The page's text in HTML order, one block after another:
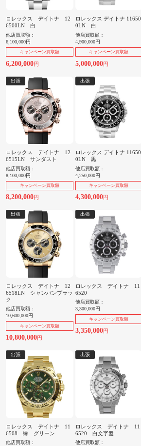
ロレックス デイトナ 12
6500LN 白
他店買取額：
6,100,000円
キャンペーン買取額
6,200,000円
ロレックス デイトナ 11650
0LN 白
他店買取額：
4,900,000円
キャンペーン買取額
5,000,000円
出張
ロレックス デイトナ 12
6515LN サンダスト
他店買取額：
8,100,000円
キャンペーン買取額
8,200,000円
出張
ロレックス デイトナ 11650
0LN 黒
他店買取額：
4,250,000円
キャンペーン買取額
4,300,000円
出張
ロレックス デイトナ 12
6518LN シャンパンブラッ
ク
他店買取額：
10,600,000円
キャンペーン買取額
10,800,000円
出張
ロレックス デイトナ 11
6520
他店買取額：
3,300,000円
キャンペーン買取額
3,350,000円
出張
ロレックス デイトナ 11
6508 緑 グリーン
他店買取額：
出張
ロレックス デイトナ 11
6520 白文字盤
他店買取額：